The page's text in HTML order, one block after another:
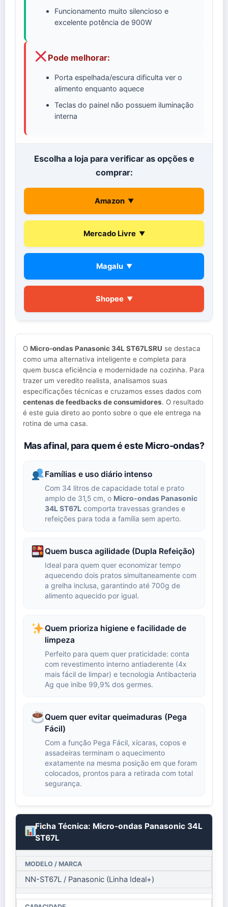
Funcionamento muito silencioso e
excelente potência de 900W
Pode melhorar:
Porta espelhada/escura dificulta ver o
alimento enquanto aquece
Teclas do painel não possuem iluminação
interna
Escolha a loja para verificar as opções e
comprar:
Amazon ▼
Mercado Livre ▼
Magalu ▼
Shopee ▼
O Micro-ondas Panasonic 34L ST67LSRU se destaca
como uma alternativa inteligente e completa para
quem busca eficiência e modernidade na cozinha. Para
trazer um veredito realista, analisamos suas
especificações técnicas e cruzamos esses dados com
centenas de feedbacks de consumidores. O resultado
é este guia direto ao ponto sobre o que ele entrega na
rotina de uma casa.
Mas afinal, para quem é este Micro-ondas?
Famílias e uso diário intenso
Com 34 litros de capacidade total e prato
amplo de 31,5 cm, o Micro-ondas Panasonic
34L ST67Lcomporta travessas grandes e
refeições para toda a família sem aperto.
Quem busca agilidade (Dupla Refeição)
Ideal para quem quer economizar tempo
aquecendo dois pratos simultaneamente com
a grelha inclusa, garantindo até 700g de
alimento aquecido por igual.
Quem prioriza higiene e facilidade de
limpeza
Perfeito para quem quer praticidade: conta
com revestimento interno antiaderente (4x
mais fácil de limpar) e tecnologia Antibacteria
Ag que inibe 99,9% dos germes.
Quem quer evitar queimaduras (Pega
Fácil)
Com a função Pega Fácil, xícaras, copos e
assadeiras terminam o aquecimento
exatamente na mesma posição em que foram
colocados, prontos para a retirada com total
segurança.
Ficha Técnica: Micro-ondas Panasonic 34L
ST67L
MODELO / MARCA
NN-ST67L / Panasonic (Linha Ideal+)